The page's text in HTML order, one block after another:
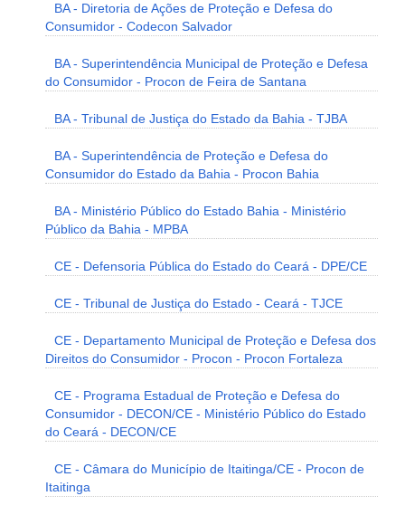
BA - Diretoria de Ações de Proteção e Defesa do
Consumidor - Codecon Salvador
BA - Superintendência Municipal de Proteção e Defesa
do Consumidor - Procon de Feira de Santana
BA - Tribunal de Justiça do Estado da Bahia - TJBA
BA - Superintendência de Proteção e Defesa do
Consumidor do Estado da Bahia - Procon Bahia
BA - Ministério Público do Estado Bahia - Ministério
Público da Bahia - MPBA
CE - Defensoria Pública do Estado do Ceará - DPE/CE
CE - Tribunal de Justiça do Estado - Ceará - TJCE
CE - Departamento Municipal de Proteção e Defesa dos
Direitos do Consumidor - Procon - Procon Fortaleza
CE - Programa Estadual de Proteção e Defesa do
Consumidor - DECON/CE - Ministério Público do Estado
do Ceará - DECON/CE
CE - Câmara do Município de Itaitinga/CE - Procon de
Itaitinga